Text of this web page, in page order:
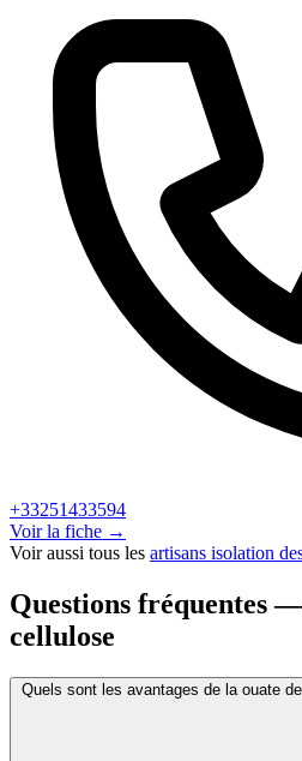
+33251433594
Voir la fiche →
Voir aussi tous les artisans isolation
Questions fréquentes
cellulose
Quels sont les avantages de la ouate